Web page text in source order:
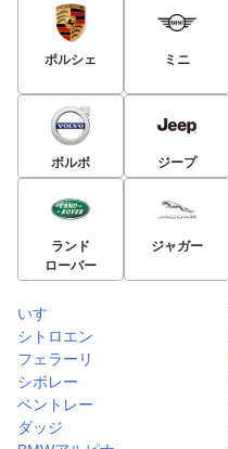
ポルシェ ミニ
ボルボ ジープ
ランド
ローバー
ジャガー
いすゞ
シトロエン
フェラーリ
シボレー
ベントレー
ダッジ